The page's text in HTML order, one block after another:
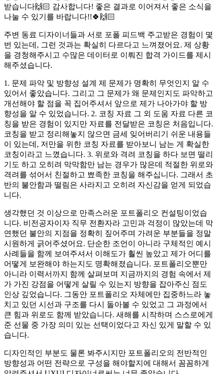
받습니다🙌🏻 감사합니다! 좋은 결과로 이어져서 좋은 소식을
나눌 수 있기를 바랍니다!!🍀🙌🏻
주변 동료 디자이너들과 서로 포폴 피드백 주고받은 경험이 몇
번 있는데, 그런 것과는 확실히 다르다고 느껴졌어요. 제 상황
을 경청해주시고 수많은 데이터로 이뤄진 합격 가이드를 제시
해주셨습니다.
1. 문제 파악 및 방향성 설계 제 문제가 명확히 무엇인지 알 수
있어서 좋았습니다. 그리고 그 문제가 왜 문제인지도 파악하고
개선해야 할 점을 꼭 집어주셔서 앞으로 제가 나아가야 할 방
향성을 알 수 있었습니다. 2. 코칭 자료 그 외 도움 자료 다른 코
칭을 받은 경험이 있지만 자료를 전달받은 코칭은 처음입니다.
코칭을 받고 정리해놓지 않으면 금세 잊어버리기 쉬운 내용들
이 있는데, 저만을 위한 코칭 자료를 받아보니 남는 게 확실한
코칭이라고 느꼈습니다. 3. 위로와 격려 코칭을 하다 보면 떨리
기도 하고 오히려 막막함만 남는 경우가 많은데 적절한 위로와
격려를 섞어서 친절하고 뾰족한 코칭을 해주십니다. 그래서 초
반의 불안함과 떨림은 사라지고 오히려 자신감을 얻게 되었습
니다.
생각했던 것 이상으로 만족스러운 포트폴리오 컨설팅이었습
니다. 비전공자이자 직무 전환자라 고민과 걱정이 많았는데 막
연했던 불안의 지점을 정확히 짚어주며 가려운 부분들을 정말
시원하게 긁어주셨어요. 단순한 조언이 아니라 구체적인 예시
사례들을 함께 보여주셔서 이해도가 훨씬 높았고 제가 어디를
어떻게 보완해야 하는지도 명확해졌습니다. 포트폴리오뿐만
아니라 이력서까지 함께 살펴보며 지금까지의 경험 속에서 제
가 가진 강점을 어떻게 살릴 수 있는지 방향을 잡아주신 점도
인상 깊었습니다. 그동안 포트폴리오 자체에만 집중하느라 놓
치고 있던 시선과 구조를 다시 돌아볼 수 있었고 그 과정에서
큰 힘과 위로도 함께 받았습니다. 새해를 시작하며 스스로에게
준 선물 중 가장 의미 있는 선택이었다고 자신 있게 말할 수 있
습니다.
디자인적인 부분도 물론 봐주시지만 포트폴리오의 전반적인
방향성과 어떤 전략으로 구성을 해야할지에 대해서 꼼꼼하게